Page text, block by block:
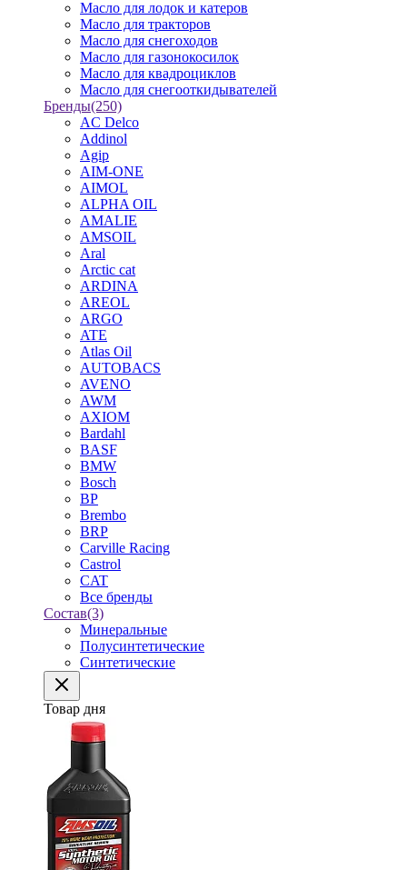
Масло для лодок и катеров
Масло для тракторов
Масло для снегоходов
Масло для газонокосилок
Масло для квадроциклов
Масло для снегооткидывателей
Бренды(250)
AC Delco
Addinol
Agip
AIM-ONE
AIMOL
ALPHA OIL
AMALIE
AMSOIL
Aral
Arctic cat
ARDINA
AREOL
ARGO
ATE
Atlas Oil
AUTOBACS
AVENO
AWM
AXIOM
Bardahl
BASF
BMW
Bosch
BP
Brembo
BRP
Carville Racing
Castrol
CAT
Все бренды
Состав(3)
Минеральные
Полусинтетические
Синтетические
Товар дня